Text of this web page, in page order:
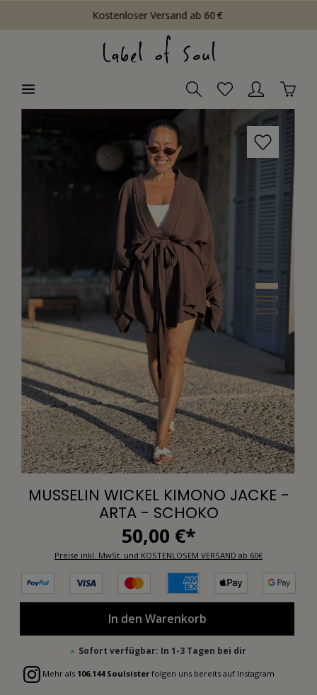
Kostenloser Versand ab 60 €
MUSSELIN WICKEL KIMONO JACKE -
ARTA - SCHOKO
50,00 €*
Preise inkl. MwSt. und KOSTENLOSEM VERSAND ab 60€
In den Warenkorb
Sofort verfügbar: In 1-3 Tagen bei dir
Mehr als 106.144 Soulsisterfolgen uns bereits auf Instagram